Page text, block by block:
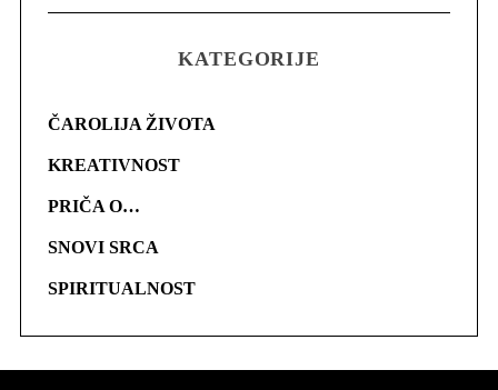
KATEGORIJE
ČAROLIJA ŽIVOTA
KREATIVNOST
PRIČA O…
SNOVI SRCA
SPIRITUALNOST